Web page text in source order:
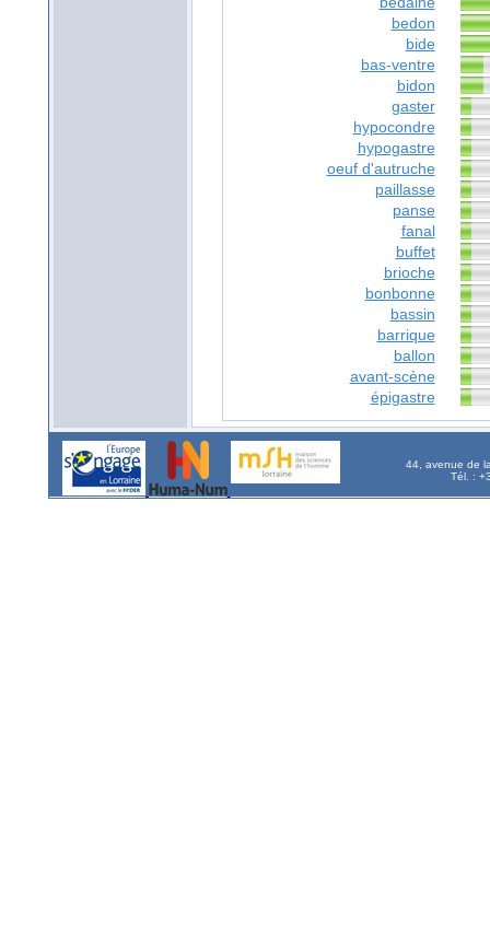
bedon
bide
bas-ventre
bidon
gaster
hypocondre
hypogastre
oeuf d'autruche
paillasse
panse
fanal
buffet
brioche
bonbonne
bassin
barrique
ballon
avant-scène
épigastre
44, avenue de
Tél. :